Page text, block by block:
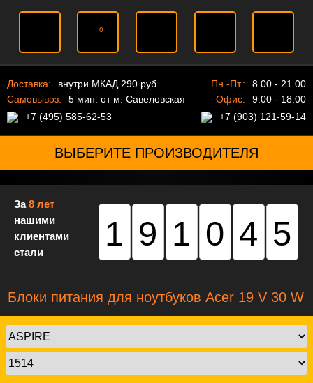
0
Доставка:
внутри МКАД 290 руб.
Самовывоз:
5 мин. от м. Савеловская
+7 (495) 585-62-53
Пн.-Пт.:
8.00 - 21.00
Офис:
9.00 - 18.00
+7 (903) 121-59-14
ВЫБЕРИТЕ ПРОИЗВОДИТЕЛЯ
За8 лет
нашими
клиентами
стали
191045
Блоки питания для ноутбуков Acer 19 V 30 W